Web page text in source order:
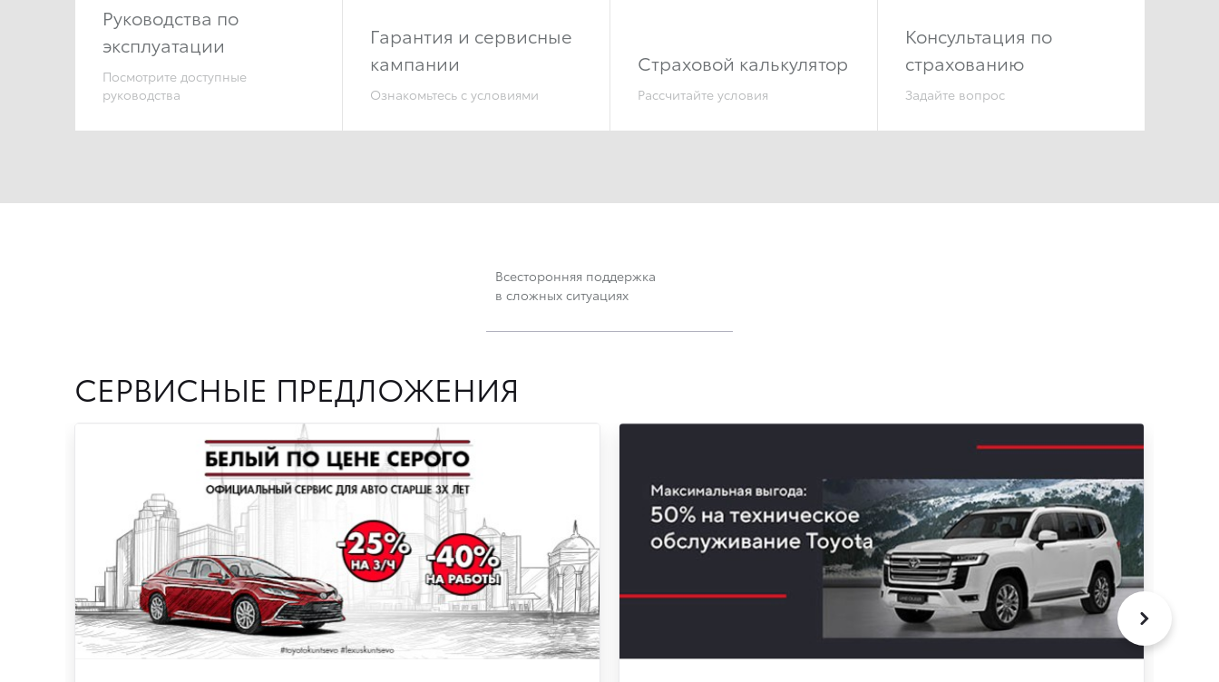
Руководства по
эксплуатации
Посмотрите доступные
руководства
Гарантия и сервисные
кампании
Ознакомьтесь с условиями
Страховой калькулятор
Рассчитайте условия
Консультация по
страхованию
Задайте вопрос
Всесторонняя поддержка
в сложных ситуациях
СЕРВИСНЫЕ ПРЕДЛОЖЕНИЯ